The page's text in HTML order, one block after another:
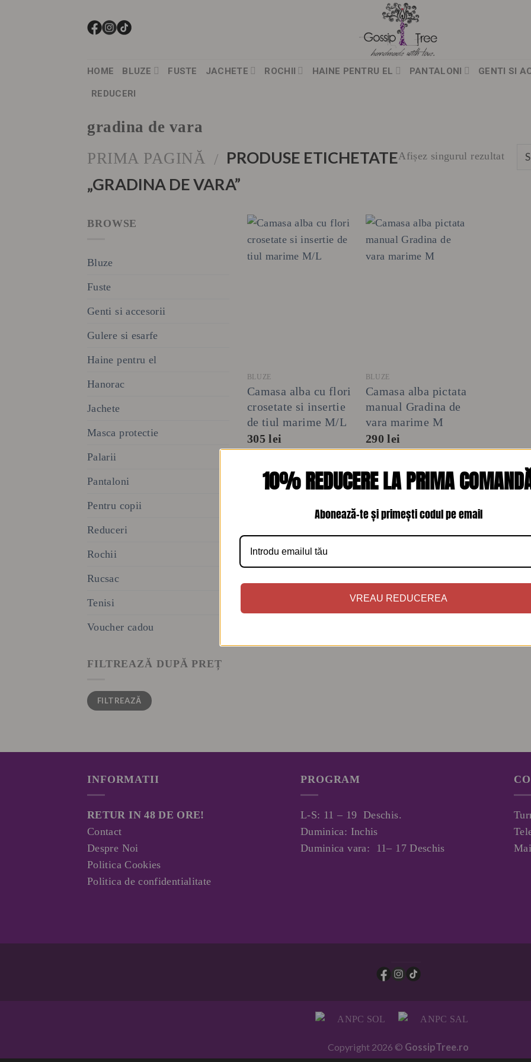
HOME BLUZE FUSTE JACHETE ROCHII HAINE PENTRU EL PANTALONI GENTI SI
REDUCERI
gradina de vara
PRIMA PAGINĂ / PRODUSE ETICHETATE
„GRADINA DE VARA”
Afișez singurul rezultat
BROWSE
Bluze
Fuste
Genti si accesorii
Gulere si esarfe
Haine pentru el
Hanorac
Jachete
Masca protectie
Palarii
Pantaloni
Pentru copii
Reduceri
Rochii
Rucsac
Tenisi
Voucher cadou
FILTREAZĂ DUPĂ PREȚ
Preț
minim
Preț
maxim
FILTREAZĂ
BLUZE
Camasa alba cu flori
crosetate si insertie
de tiul marime M/L
305lei
BLUZE
Camasa alba pictata
manual Gradina de
vara marime M
290lei
INFORMATII
RETUR IN 48 DE ORE!
Contact
Despre Noi
Politica Cookies
Politica de confidentialitate
PROGRAM
L-S: 11 – 19 Deschis.
Duminica: Inchis
Duminica vara: 11– 17 Deschis
Copyright 2026 © GossipTree.ro
10% REDUCERE LA PRIMA
Abonează-te și primești codul pe email
VREAU REDUCEREA